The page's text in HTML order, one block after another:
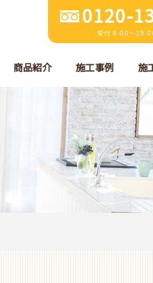
0120-
受付 9:00～
商品紹介 施工事例 施